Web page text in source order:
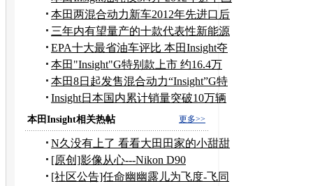
本田两混合动力新车2012年先进口后
国产
三年内有望量产的十款代表性新能源
汽车
EPA十大最省油车评比 本田Insight夺
冠
本田"Insight"G特别款上市 约16.4万
RMB
本田8日起发售混合动力“Insight”G特
别款
Insight日本国内累计销量突破10万辆
更多>>
本田Insight相关热帖
N久没有上了 看看大田田家的小甜甜
[原创]影像从心---Nikon D90
[社区公告]任命幽幽露儿为飞度-飞同